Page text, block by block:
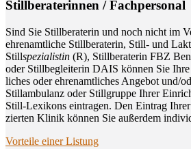
Still­be­ra­te­rin­nen / Fachpersonal
Sind Sie Still­be­ra­te­rin und noch nicht im
ehren­amt­li­che Still­be­ra­te­rin, Still- und
Stillspe­zia­lis­tin (R), Still­be­ra­te­rin FBZ
oder Still­be­glei­te­rin DAIS kön­nen Sie
li­ches oder ehren­amt­li­ches Ange­bot und/
Still­am­bu­lanz oder Still­grup­pe Ihrer
Still-Lexi­kons ein­tra­gen. Den Ein­trag
zier­ten Kli­nik kön­nen Sie außer­dem
Vor­tei­le einer Listung